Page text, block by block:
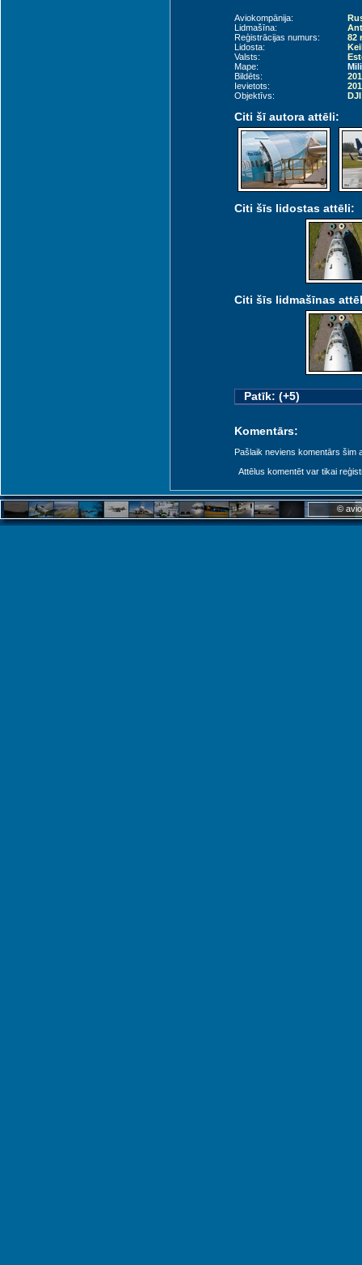
Aviokompānija:
Lidmašīna:
Reģistrācijas numurs:
82
Lidosta:
Valsts:
Mape:
Bildēts:
Ievietots:
Objektīvs:
Citi šī autora attēli:
Citi šīs lidostas attēli:
Citi šīs lidmašīnas
Patīk: (+5)
Komentārs:
Pašlaik neviens komentārs šim
Attēlus komentēt var tikai
©